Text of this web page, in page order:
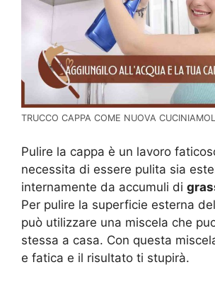
TRUCCO CAPPA COME NUOVA
Pulire la cappa è un lavoro
necessita di essere pulita sia
internamente da accumuli di
Per pulire la superficie esterna
può utilizzare una miscela che
stessa a casa. Con questa
e fatica e il risultato ti stupirà.